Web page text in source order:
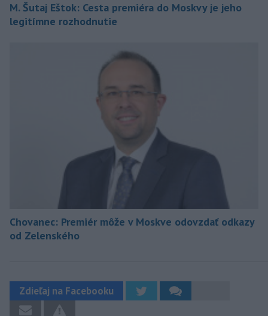
M. Šutaj Eštok: Cesta premiéra do Moskvy je jeho
legitímne rozhodnutie
Chovanec: Premiér môže v Moskve odovzdať odkazy
od Zelenského
Zdieľaj na Facebooku